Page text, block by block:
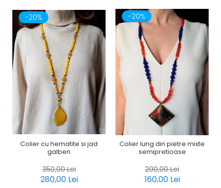
-20%
Colier cu hematite si jad
galben
350,00 Lei
280,00 Lei
-20%
Colier lung din pietre mixte
semipretioase
200,00 Lei
160,00 Lei